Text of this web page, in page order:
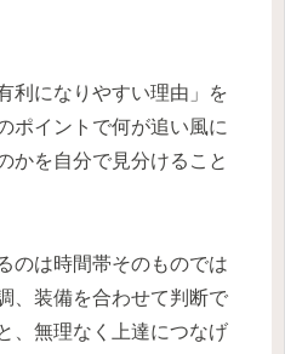
利になりやすい理由」を
ポイントで何が追い風に
かを自分で見分けること
のは時間帯そのものでは
、装備を合わせて判断で
、無理なく上達につなげ